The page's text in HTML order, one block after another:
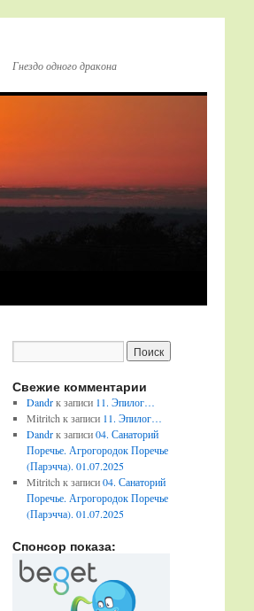
Гнездо одного дракона
Свежие комментарии
Dandrк записи 11. Эпилог…
Mitritch к записи 11. Эпилог…
Dandrк записи04. Санаторий
Поречье. Агрогородок Поречье
(Парэчча). 01.07.2025
Mitritch к записи04. Санаторий
Поречье. Агрогородок Поречье
(Парэчча). 01.07.2025
Спонсор показа: